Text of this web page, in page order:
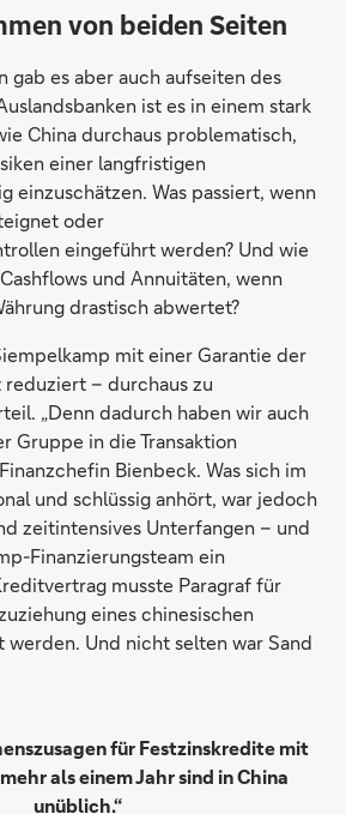
von beiden Seiten
gab es aber auch aufseiten des
ist es in einem stark
China durchaus problematisch,
einer langfristigen
einzuschätzen. Was passiert, wenn
oder
eingeführt werden? Und wie
und Annuitäten, wenn
drastisch abwertet?
mit einer Garantie der
– durchaus zu
„Denn dadurch haben wir auch
Gruppe in die Transaktion
Bienbeck. Was sich im
und schlüssig anhört, war jedoch
zeitintensives Unterfangen – und
Finanzierungsteam ein
musste Paragraf für
eines chinesischen
werden. Und nicht selten war Sand
für Festzinskredite mit
als einem Jahr sind in China
unüblich.“